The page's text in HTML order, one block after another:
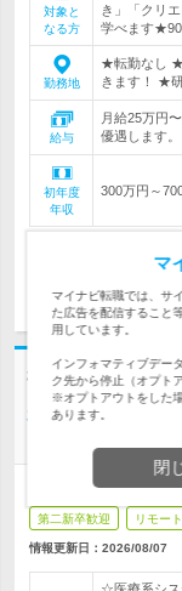
対象と
なる方
き」「クリ
学べます★90
勤務地
★転勤なし ★
きます！ ★
給与
月給25万円
優遇します
初年度
年収
300万円～
応募する
株式会社トライトキャ
フルリモート可
将来性豊かな医療
職種・業種未
第二新卒歓迎 リモー
情報更新日：2026/08/07
マ
マイナビ転職では、サ
た広告を配信すること
用しています。
インフォマティブデー
ク先から停止（オプト
※オプトアウトをした
あります。
閉